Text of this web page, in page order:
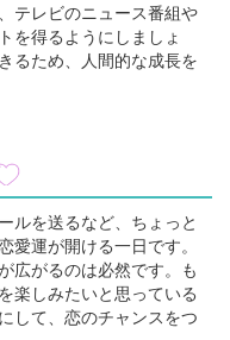
テレビのニュース番組や
を得るようにしましょ
るため、人間的な成長を
ルを送るなど、ちょっと
愛運が開ける一日です。
広がるのは必然です。も
楽しみたいと思っている
して、恋のチャンスをつ